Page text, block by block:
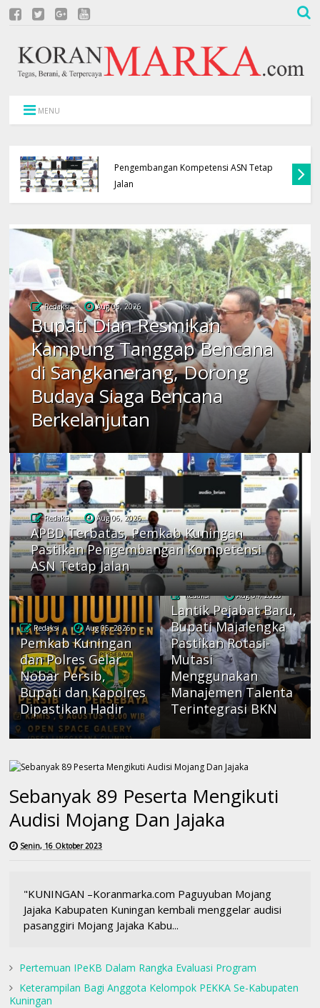
MENU
Pengembangan Kompetensi ASN Tetap
Jalan
Redaksi Aug 06, 2026
Bupati Dian Resmikan
Kampung Tanggap Bencana
di Sangkanerang, Dorong
Budaya Siaga Bencana
Berkelanjutan
Redaksi Aug 06, 2026
APBD Terbatas, Pemkab Kuningan
Pastikan Pengembangan Kompetensi
ASN Tetap Jalan
Redaksi Aug 05, 2026
Pemkab Kuningan
dan Polres Gelar
Nobar Persib,
Bupati dan Kapolres
Dipastikan Hadir
Redaksi Aug 04, 2026
Lantik Pejabat Baru,
Bupati Majalengka
Pastikan Rotasi-
Mutasi
Menggunakan
Manajemen Talenta
Terintegrasi BKN
Sebanyak 89 Peserta Mengikuti
Audisi Mojang Dan Jajaka
Senin, 16 Oktober 2023
"KUNINGAN –Koranmarka.com Paguyuban Mojang
Jajaka Kabupaten Kuningan kembali menggelar audisi
pasanggiri Mojang Jajaka Kabu...
Pertemuan IPeKB Dalam Rangka Evaluasi Program
Keterampilan Bagi Anggota Kelompok PEKKA Se-Kabupaten
Kuningan